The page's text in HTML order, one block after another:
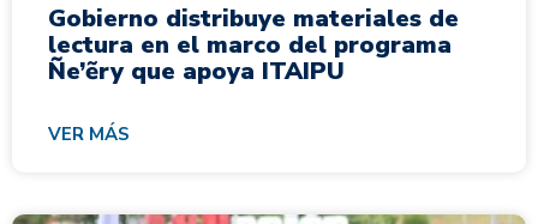
Gobierno distribuye materiales de
lectura en el marco del programa
Ñe’ẽry que apoya ITAIPU
VER MÁS